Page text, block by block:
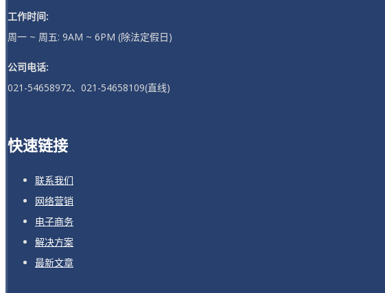
工作时间:
周一 ~ 周五: 9AM ~ 6PM (除法定假日)
公司电话:
021-54658972、021-54658109(直线)
快速链接
联系我们
网络营销
电子商务
解决方案
最新文章